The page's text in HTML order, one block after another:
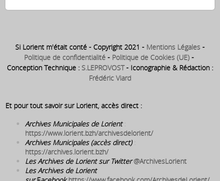
Si Lorient m'était conté - Copyright 2021 - Mentions Légales -
Politique de confidentialité - Politique de Cookies (UE) -
Conception Technique : S.LEPROVOST- Iconographie & Rédaction :
Frédéric Viard
Et pour tout savoir sur Lorient, accès direct :
Archives Municipales de Lorient
https://www.lorient.bzh/archivesdelorient/
Archives Municipales (accès direct):
https://archives.lorient.bzh/
Les Archives de Lorient sur Twitter @ArchivesLorient
Les Archives de Lorient